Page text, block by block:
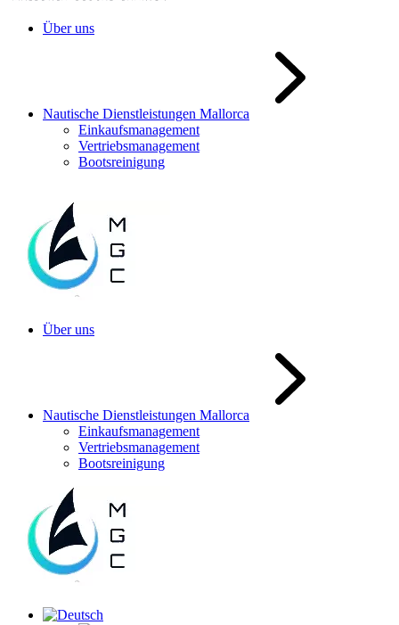
Über uns
Nautische Dienstleistungen Mallorca
Einkaufsmanagement
Vertriebsmanagement
Bootsreinigung
Über uns
Nautische Dienstleistungen Mallorca
Einkaufsmanagement
Vertriebsmanagement
Bootsreinigung